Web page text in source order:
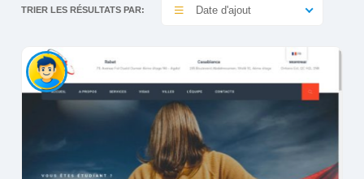
TRIER LES RÉSULTATS PAR: Date d'ajout